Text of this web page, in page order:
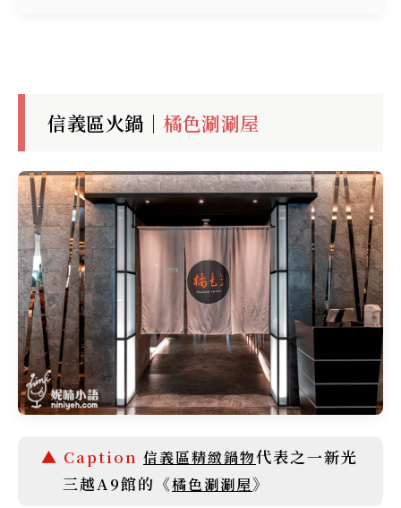
信義區火鍋｜ 橘色涮涮屋
信義區精緻鍋物代表之一新光
三越A9館的《橘色涮涮屋》